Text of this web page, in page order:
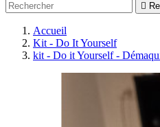

Accueil
Kit - Do It Yourself
kit - Do it Yourself -